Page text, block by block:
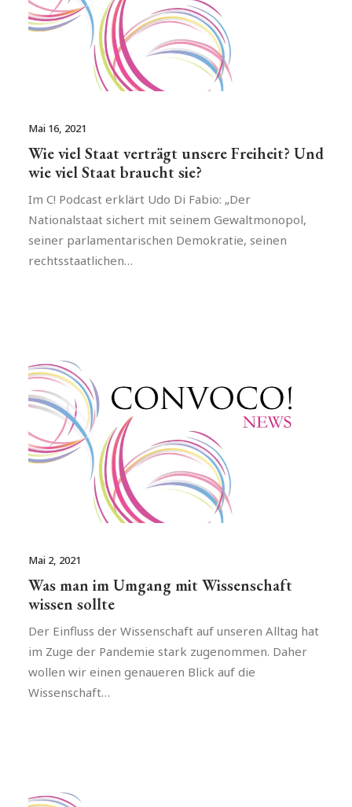
Mai 16, 2021
Wie viel Staat verträgt unsere Freiheit? Und
wie viel Staat braucht sie?
Im C! Podcast erklärt Udo Di Fabio: „Der
Nationalstaat sichert mit seinem Gewaltmonopol,
seiner parlamentarischen Demokratie, seinen
rechtsstaatlichen…
Mai 2, 2021
Was man im Umgang mit Wissenschaft
wissen sollte
Der Einfluss der Wissenschaft auf unseren Alltag hat
im Zuge der Pandemie stark zugenommen. Daher
wollen wir einen genaueren Blick auf die
Wissenschaft…